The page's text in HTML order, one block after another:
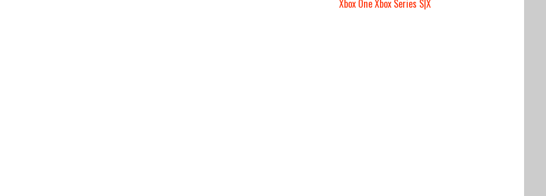
Xbox OneXbox Series S|X